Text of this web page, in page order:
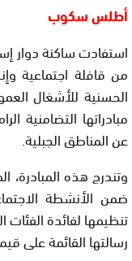
أطلس سكوب
استفادت ساكنة دوار
من قافلة اجتماعية
مبادراتها التضامنية
عن المناطق الجبلية.
ضمن الأنشطة
تنظيمها لفائدة الفئات
رسالتها القائمة على